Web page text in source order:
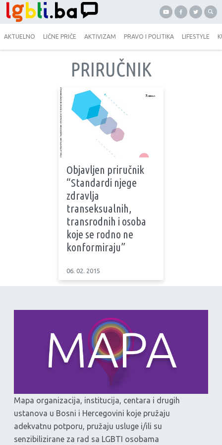
AKTUELNO LIČNE PRIČE AKTIVIZAM PRAVO I POLITIKA LIFESTYLE
PRIRUČNIK
Objavljen priručnik
“Standardi njege
zdravlja
transeksualnih,
transrodnih i osoba
koje se rodno ne
konformiraju”
06. 02. 2015
Mapa organizacija, institucija, centara i drugih
ustanova u Bosni i Hercegovini koje pružaju
adekvatnu potporu, pružaju usluge i/ili su
senzibilizirane za rad sa LGBTI osobama